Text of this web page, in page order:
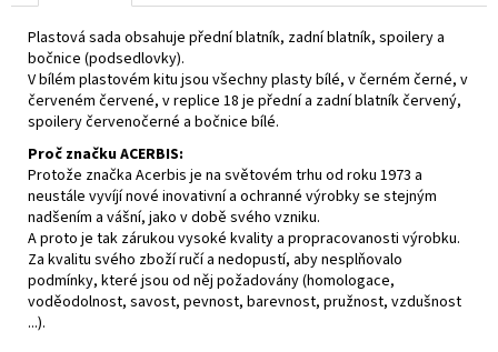
Plastová sada obsahuje přední blatník, zadní blatník, spoilery a
bočnice (podsedlovky).
V bílém plastovém kitu jsou všechny plasty bílé, v černém černé, v
červeném červené, v replice 18 je přední a zadní blatník červený,
spoilery červenočerné a bočnice bílé.
Proč značku ACERBIS:
Protože značka Acerbis je na světovém trhu od roku 1973 a
neustále vyvíjí nové inovativní a ochranné výrobky se stejným
nadšením a vášní, jako v době svého vzniku.
A proto je tak zárukou vysoké kvality a propracovanosti výrobku.
Za kvalitu svého zboží ručí a nedopustí, aby nesplňovalo
podmínky, které jsou od něj požadovány (homologace,
voděodolnost, savost, pevnost, barevnost, pružnost, vzdušnost
...).